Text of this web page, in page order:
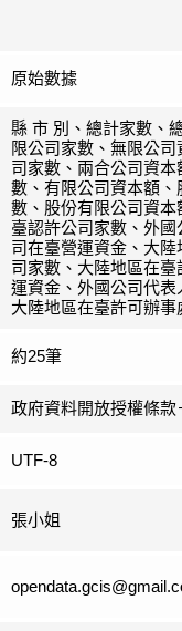
原始數據
縣 市 別、總計家數、
限公司家數、無限公
司家數、兩合公司資
數、有限公司資本額、
數、股份有限公司資本
臺認許公司家數、外
司在臺營運資金、大
司家數、大陸地區在
運資金、外國公司代表
大陸地區在臺許可辦事
約25筆
政府資料開放授權條款
UTF-8
張小姐